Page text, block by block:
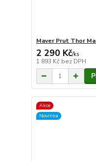
Maver Prut Thor
2 290 Kč/ks
1 893 Kč bez DPH
Akce
Novinka